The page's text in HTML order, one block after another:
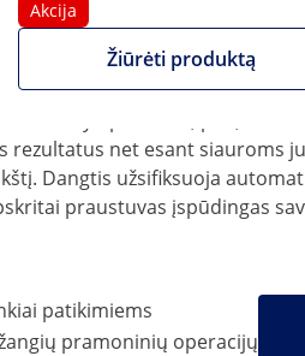
Akcija
Žiūrėti produktą
po gydymo jie atrodo beveik
ir dideles variklio
for up to 90 l of solvent.
valyti paviršius, pvz.,
rezultatus net esant siauroms
Dangtis užsifiksuoja
praustuvas įspūdingas
patikimiems
pramoninių operacijų